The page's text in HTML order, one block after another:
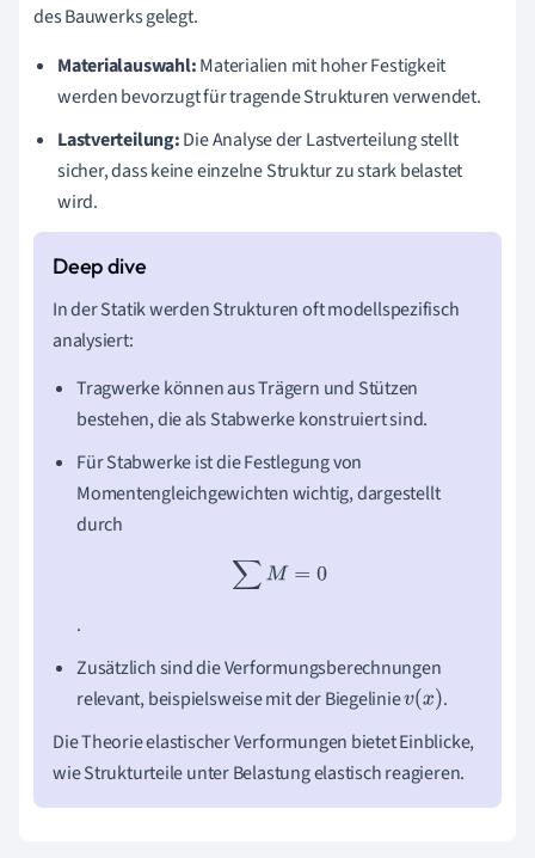
des Bauwerks gelegt.
Materialauswahl:Materialien mit hoher Festigkeit
werden bevorzugt für tragende Strukturen verwendet.
Lastverteilung:Die Analyse der Lastverteilung stellt
sicher, dass keine einzelne Struktur zu stark belastet
wird.
In der Statik werden Strukturen oft modellspezifisch
analysiert:
Tragwerke können aus Trägern und Stützen
bestehen, die als Stabwerke konstruiert sind.
Für Stabwerke ist die Festlegung von
Momentengleichgewichten wichtig, dargestellt
durch
∑M= 0
.
Zusätzlich sind die Verformungsberechnungen
relevant, beispielsweise mit der Biegeliniev(x) .
Die Theorie elastischer Verformungen bietet Einblicke,
wie Strukturteile unter Belastung elastisch reagieren.